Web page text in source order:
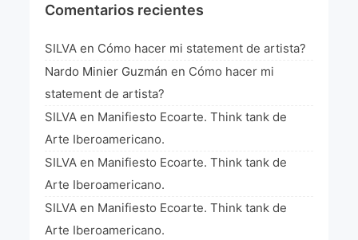
Comentarios recientes
SILVA en Cómo hacer mi statement de artista?
Nardo Minier Guzmán en Cómo hacer mi
statement de artista?
SILVA en Manifiesto Ecoarte. Think tank de
Arte Iberoamericano.
SILVA en Manifiesto Ecoarte. Think tank de
Arte Iberoamericano.
SILVA en Manifiesto Ecoarte. Think tank de
Arte Iberoamericano.